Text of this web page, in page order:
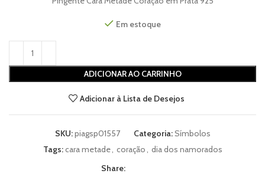
Em estoque
ADICIONAR AO CARRINHO
Adicionar à Lista de Desejos
SKU:piagsp01557 Categoria:Símbolos
Tags:cara metade, coração, dia dos namorados
Share: